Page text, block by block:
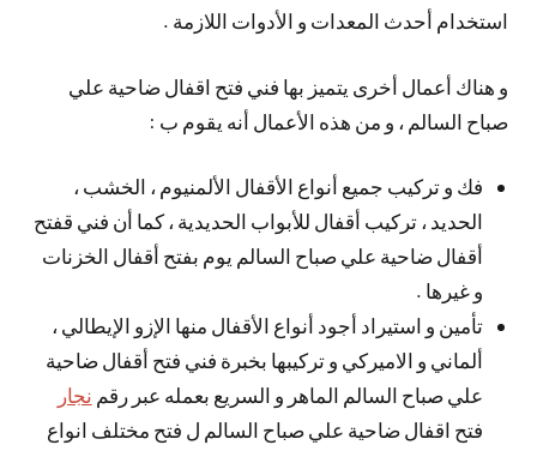
استخدام أحدث المعدات و الأدوات اللازمة .
و هناك أعمال أخرى يتميز بها فني فتح اقفال ضاحية علي
صباح السالم ، و من هذه الأعمال أنه يقوم ب :
فك و تركيب جميع أنواع الأقفال الألمنيوم ، الخشب ،
الحديد ، تركيب أقفال للأبواب الحديدية ، كما أن فني قفتح
أقفال ضاحية علي صباح السالم يوم بفتح أقفال الخزنات
و غيرها .
تأمين و استيراد أجود أنواع الأقفال منها الإزو الإيطالي ،
ألماني و الاميركي و تركيبها بخبرة فني فتح أقفال ضاحية
علي صباح السالم الماهر و السريع بعمله عبر رقم نجار
فتح اقفال ضاحية علي صباح السالم ل فتح مختلف انواع